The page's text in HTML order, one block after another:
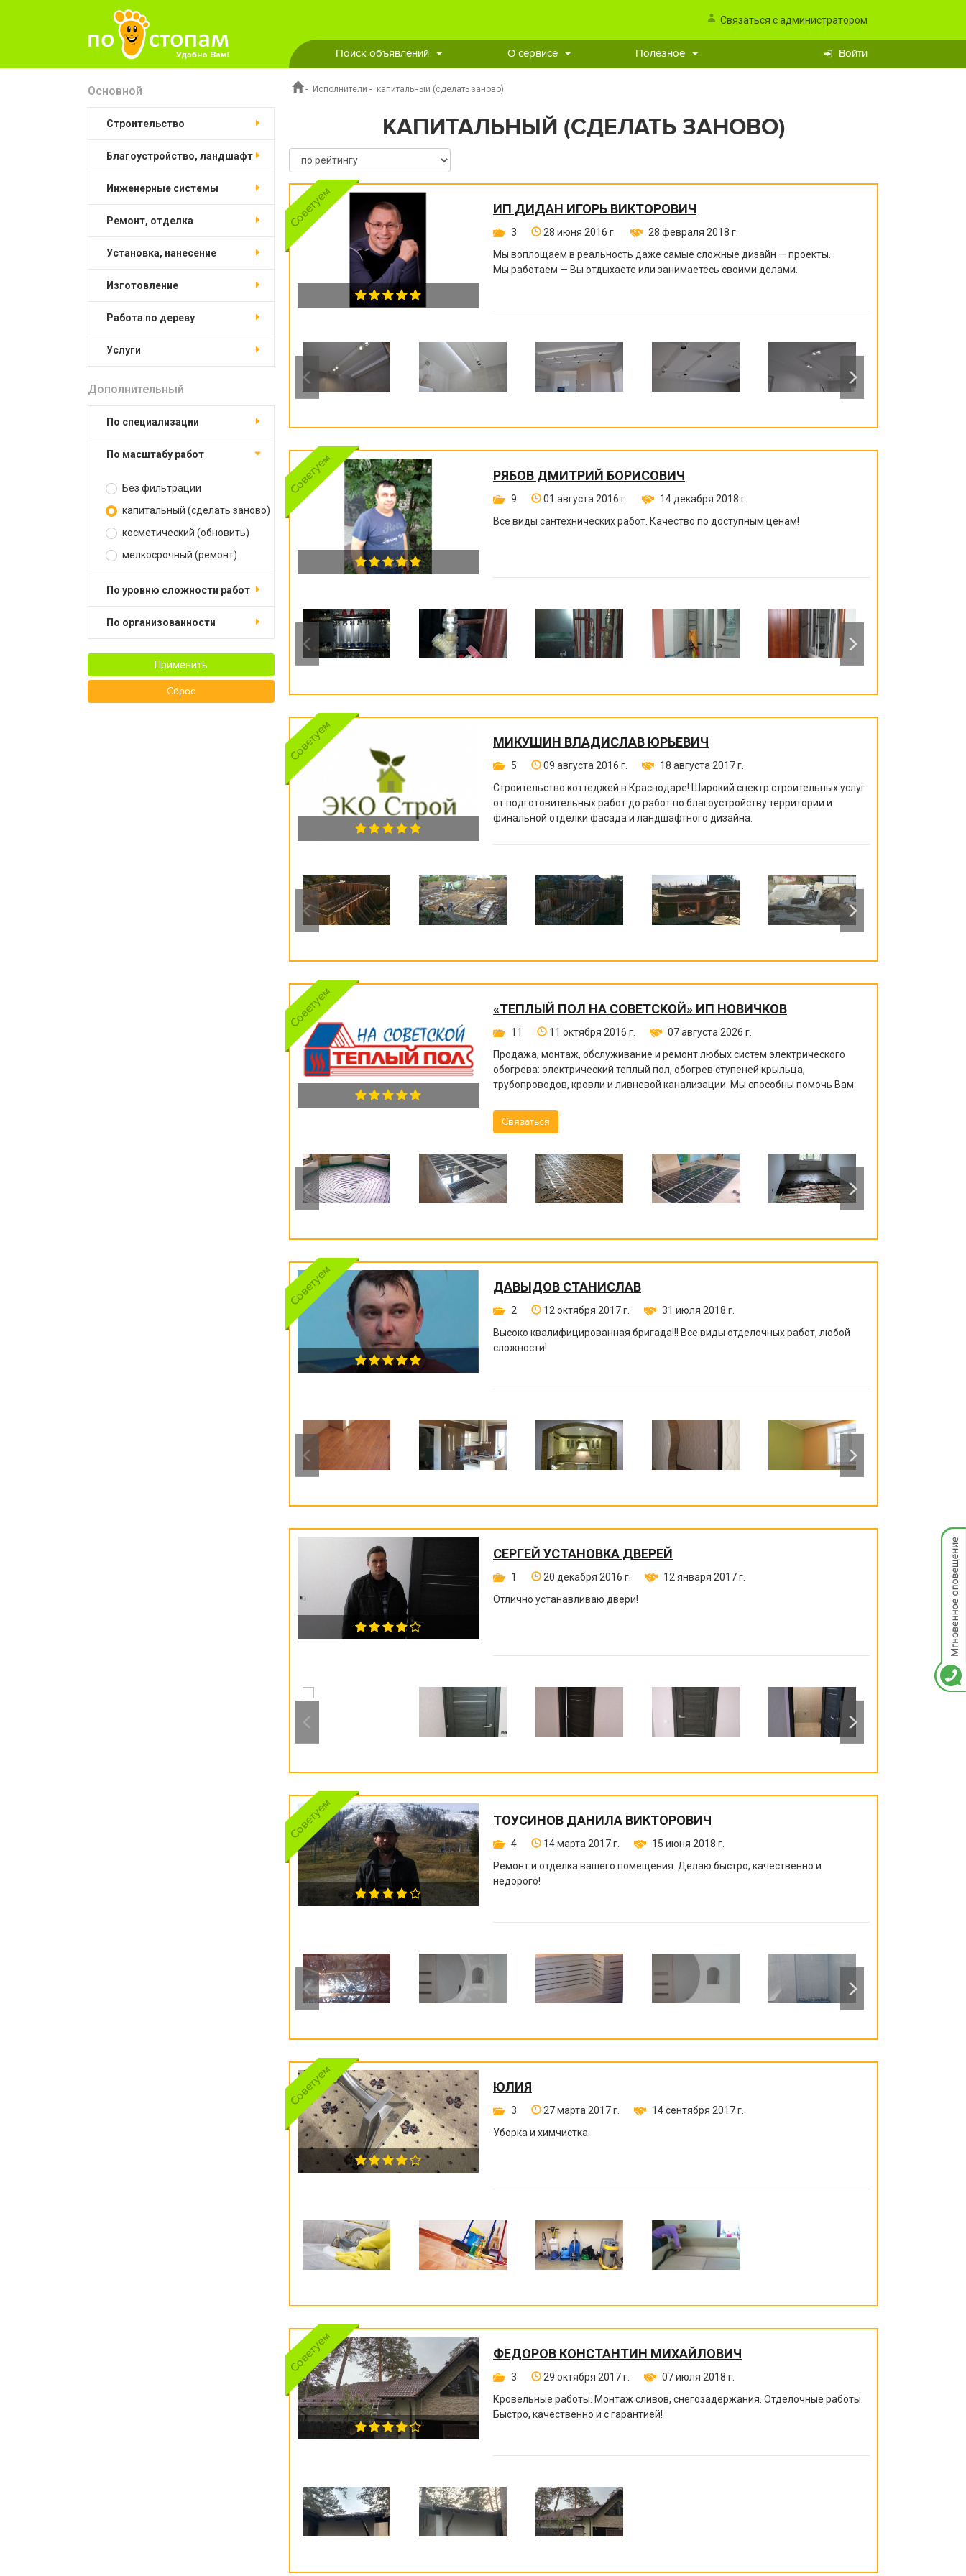
Связаться с администратором
Поиск объявлений О сервисе Полезное Войти
Основной
строительство
благоустройство, ландшафт
инженерные системы
ремонт, отделка
установка, нанесение
изготовление
работа по дереву
услуги
Дополнительный
по специализации
по масштабу работ
Без фильтрации
капитальный (сделать заново)
косметический (обновить)
мелкосрочный (ремонт)
по уровню сложности работ
по организованности
Применить
Сброс
- Исполнители - капитальный (сделать заново)
КАПИТАЛЬНЫЙ (СДЕЛАТЬ ЗАНОВО)
ИП ДИДАН ИГОРЬ ВИКТОРОВИЧ
3 28 июня 2016 г.
28 февраля 2018 г.
Мы воплощаем в реальность даже самые сложные дизайн — проекты.
Мы работаем — Вы отдыхаете или занимаетесь своими делами.
РЯБОВ ДМИТРИЙ БОРИСОВИЧ
9 01 августа 2016 г.
14 декабря 2018 г.
Все виды сантехнических работ. Качество по доступным ценам!
МИКУШИН ВЛАДИСЛАВ ЮРЬЕВИЧ
5 09 августа 2016 г.
18 августа 2017 г.
Строительство коттеджей в Краснодаре! Широкий спектр строительных услуг
от подготовительных работ до работ по благоустройству территории и
финальной отделки фасада и ландшафтного дизайна.
«ТЕПЛЫЙ ПОЛ НА СОВЕТСКОЙ» ИП НОВИЧКОВ
11 11 октября 2016 г.
07 августа 2026 г.
Продажа, монтаж, обслуживание и ремонт любых систем электрического
обогрева: электрический теплый пол, обогрев ступеней крыльца,
трубопроводов, кровли и ливневой канализации. Мы способны помочь Вам
Связаться
ДАВЫДОВ СТАНИСЛАВ
2 12 октября 2017 г.
31 июля 2018 г.
Высоко квалифицированная бригада!!! Все виды отделочных работ, любой
сложности!
СЕРГЕЙ УСТАНОВКА ДВЕРЕЙ
1 20 декабря 2016 г.
12 января 2017 г.
Отлично устанавливаю двери!
ТОУСИНОВ ДАНИЛА ВИКТОРОВИЧ
4 14 марта 2017 г.
15 июня 2018 г.
Ремонт и отделка вашего помещения. Делаю быстро, качественно и
недорого!
ЮЛИЯ
3 27 марта 2017 г.
14 сентября 2017 г.
Уборка и химчистка.
ФЕДОРОВ КОНСТАНТИН МИХАЙЛОВИЧ
3 29 октября 2017 г.
07 июля 2018 г.
Кровельные работы. Монтаж сливов, снегозадержания. Отделочные работы.
Быстро, качественно и с гарантией!